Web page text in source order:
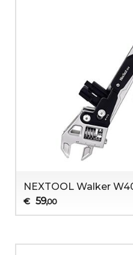
NEXTOOL Walker
€ 59,00